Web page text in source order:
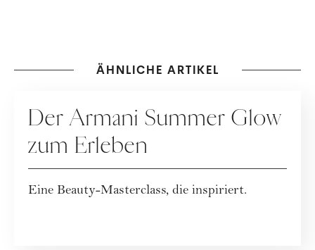
ÄHNLICHE ARTIKEL
Der Armani Summer Glow
zum Erleben
Eine Beauty-Masterclass, die inspiriert.